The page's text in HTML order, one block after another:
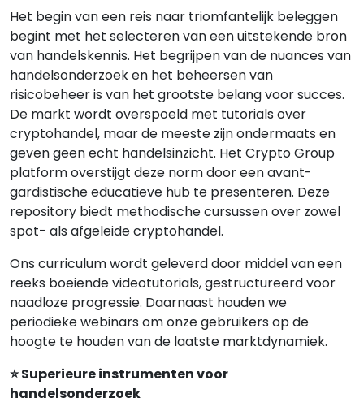
Het begin van een reis naar triomfantelijk beleggen
begint met het selecteren van een uitstekende bron
van handelskennis. Het begrijpen van de nuances van
handelsonderzoek en het beheersen van
risicobeheer is van het grootste belang voor succes.
De markt wordt overspoeld met tutorials over
cryptohandel, maar de meeste zijn ondermaats en
geven geen echt handelsinzicht. Het Crypto Group
platform overstijgt deze norm door een avant-
gardistische educatieve hub te presenteren. Deze
repository biedt methodische cursussen over zowel
spot- als afgeleide cryptohandel.
Ons curriculum wordt geleverd door middel van een
reeks boeiende videotutorials, gestructureerd voor
naadloze progressie. Daarnaast houden we
periodieke webinars om onze gebruikers op de
hoogte te houden van de laatste marktdynamiek.
⭐ Superieure instrumenten voor
handelsonderzoek